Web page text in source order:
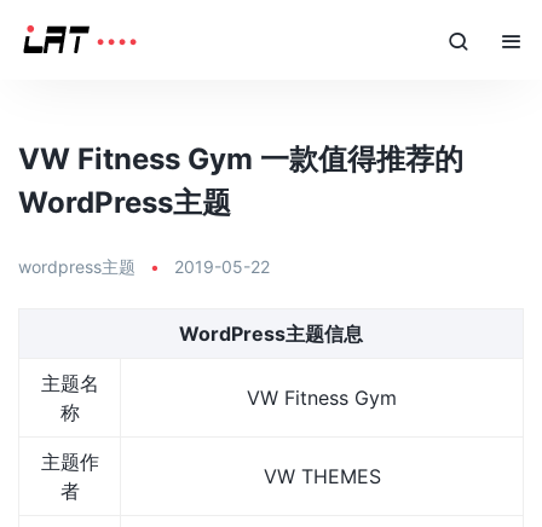
VW Fitness Gym 一款值得推荐的
WordPress主题
wordpress主题 • 2019-05-22
WordPress主题信息
主题名
称
VW Fitness Gym
主题作
者
VW THEMES